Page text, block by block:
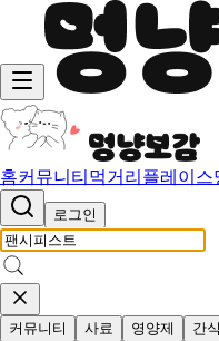
홈커뮤니티 먹거리 플레이스
로그인
커뮤니티 사료 영양제 간식